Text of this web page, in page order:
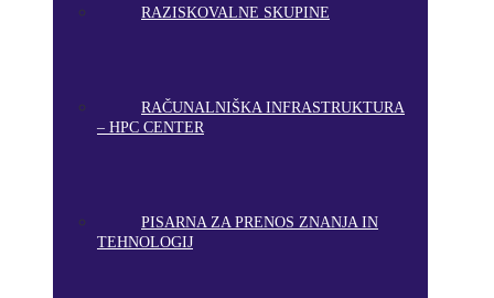
RAZISKOVALNE SKUPINE
RAČUNALNIŠKA INFRASTRUKTURA
– HPC CENTER
PISARNA ZA PRENOS ZNANJA IN
TEHNOLOGIJ